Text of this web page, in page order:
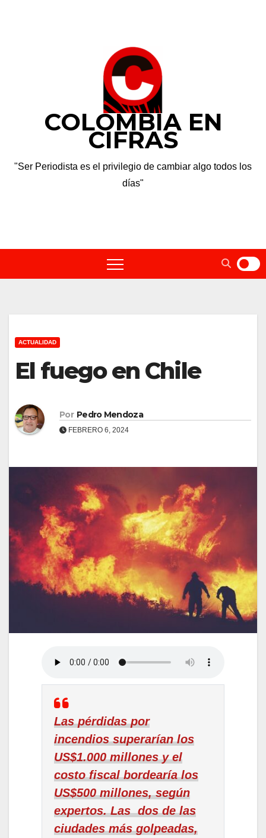
COLOMBIA EN
CIFRAS
"Ser Periodista es el privilegio de cambiar algo todos los
días"
ACTUALIDAD
El fuego en Chile
Por Pedro Mendoza
FEBRERO 6, 2024
Las pérdidas por
incendios superarían los
US$1.000 millones y el
costo fiscal bordearía los
US$500 millones, según
expertos. Las dos de las
ciudades más golpeadas,